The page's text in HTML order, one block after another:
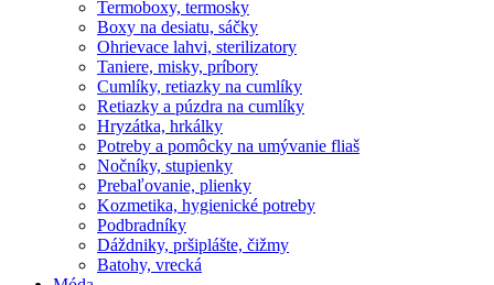
Termoboxy, termosky
Boxy na desiatu, sáčky
Ohrievace lahvi, sterilizatory
Taniere, misky, príbory
Cumlíky, retiazky na cumlíky
Retiazky a púzdra na cumlíky
Hryzátka, hrkálky
Potreby a pomôcky na umývanie fliaš
Nočníky, stupienky
Prebaľovanie, plienky
Kozmetika, hygienické potreby
Podbradníky
Dáždniky, pršiplášte, čižmy
Batohy, vrecká